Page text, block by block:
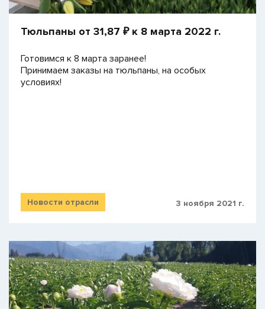
​Тюльпаны от 31,87 ₽ к 8 марта 2022 г.
Готовимся к 8 марта заранее!
Принимаем заказы на тюльпаны, на особых
условиях!
Новости отрасли 3 ноября 2021 г.